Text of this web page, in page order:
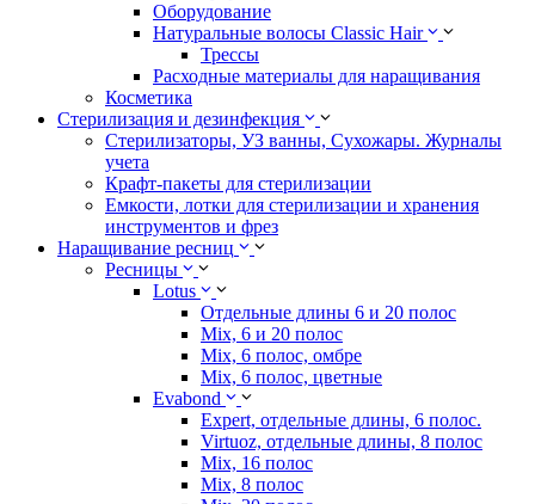
Оборудование
Натуральные волосы Classic Hair
Трессы
Расходные материалы для наращивания
Косметика
Стерилизация и дезинфекция
Стерилизаторы, УЗ ванны, Сухожары. Журналы
учета
Крафт-пакеты для стерилизации
Емкости, лотки для стерилизации и хранения
инструментов и фрез
Наращивание ресниц
Ресницы
Lotus
Отдельные длины 6 и 20 полос
Mix, 6 и 20 полос
Mix, 6 полос, омбре
Mix, 6 полос, цветные
Evabond
Expert, отдельные длины, 6 полос.
Virtuoz, отдельные длины, 8 полос
Mix, 16 полос
Mix, 8 полос